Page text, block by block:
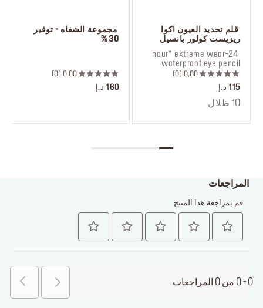
30%
0,00
0
160 د.إ
ريزيست كولور بانسيل
waterproof eye pencil
0,00
0
115 د.إ
10 ظلال
المراجعات
قم بمراجعة هذا المنتج
0 - 0 من 0 المراجعات